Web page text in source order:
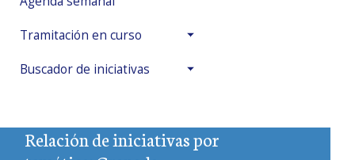
Tramitación en curso
Buscador de iniciativas
Relación de iniciativas por